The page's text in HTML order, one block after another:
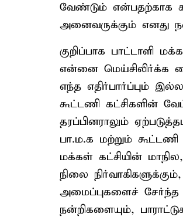
வேண்டும் என்பதற்காக
அனைவருக்கும் எனது
குறிப்பாக பாட்டாளி
என்னை மெய்சிலிர்க்க
எந்த எதிர்பார்ப்பும்
கூட்டணி கட்சிகளின்
தரப்பினராலும்
பா.ம.க மற்றும்
மக்கள் கட்சியின்
நிலை
அமைப்புகளைச் சேர்ந்த
நன்றிகளையும்,